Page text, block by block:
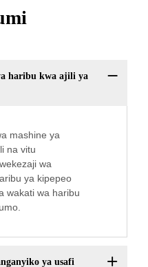
haribu kwa ajili ya
mashine ya
na vitu
wa
ya kipepeo
wakati wa haribu
ya usafi